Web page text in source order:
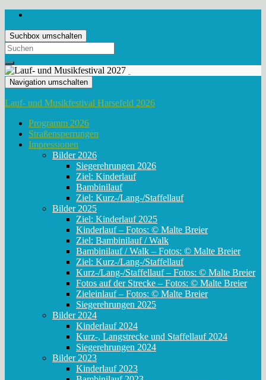
Suchbox umschalten
Search
for:
Navigation umschalten
Lauf- und Musikfestival Harsefeld 2026
Programm 2026
Straßensperrungen
Impressionen
Bilder 2026
Siegerehrungen 2026
Ziel: Kinderlauf
Bambinilauf
Ziel: Kurz-/Lang-/Staffellauf
Bilder 2025
Ziel: Kinderlauf 2025
Kinderlauf – Fotos: © Malte Breier
Ziel: Bambinilauf / Walk
Bambinilauf / Walk – Fotos: © Malte Breier
Ziel: Kurz-/Lang-/Staffellauf
Kurz-/Lang-/Staffellauf – Fotos: © Malte Breier
Fotos auf der Strecke – Fotos: © Malte Breier
Zieleinlauf – Fotos: © Malte Breier
Siegerehrungen 2025
Bilder 2024
Kinderlauf 2024
Kurz-, Langstrecke und Staffellauf 2024
Siegerehrungen 2024
Bilder 2023
Kinderlauf 2023